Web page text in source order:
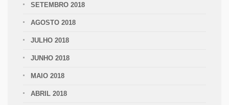
SETEMBRO 2018
AGOSTO 2018
JULHO 2018
JUNHO 2018
MAIO 2018
ABRIL 2018